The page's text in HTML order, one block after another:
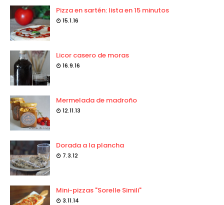
Pizza en sartén: lista en 15 minutos
15.1.16
Licor casero de moras
16.9.16
Mermelada de madroño
12.11.13
Dorada a la plancha
7.3.12
Mini-pizzas "Sorelle Simili"
3.11.14